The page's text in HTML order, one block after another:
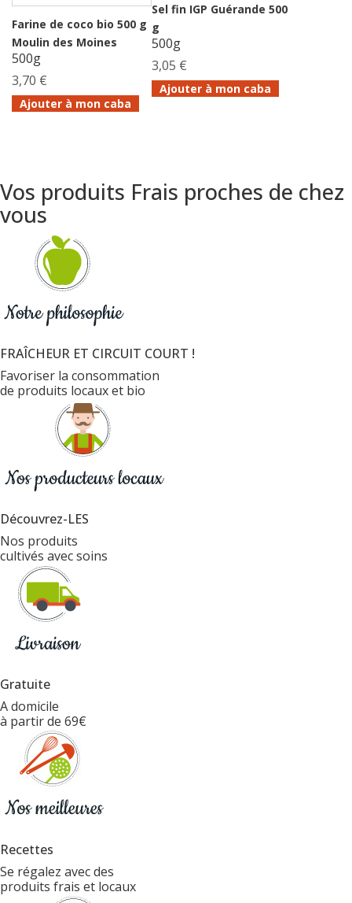
Farine de coco bio 500 g
Moulin des Moines
500g
3,70 €
Ajouter à mon caba
Sel fin IGP Guérande 500
g
500g
3,05 €
Ajouter à mon caba
Vos produits Frais proches de chez
vous
FRAÎCHEUR ET CIRCUIT COURT !
Favoriser la consommation
de produits locaux et bio
Découvrez-LES
Nos produits
cultivés avec soins
Gratuite
A domicile
à partir de 69€
Recettes
Se régalez avec des
produits frais et locaux